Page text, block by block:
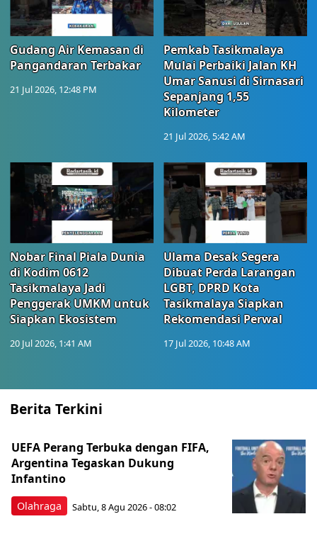
Gudang Air Kemasan di
Pangandaran Terbakar
21 Jul 2026, 12:48 PM
Pemkab Tasikmalaya
Mulai Perbaiki Jalan KH
Umar Sanusi di Sirnasari
Sepanjang 1,55
Kilometer
21 Jul 2026, 5:42 AM
Nobar Final Piala Dunia
di Kodim 0612
Tasikmalaya Jadi
Penggerak UMKM untuk
Siapkan Ekosistem
20 Jul 2026, 1:41 AM
Ulama Desak Segera
Dibuat Perda Larangan
LGBT, DPRD Kota
Tasikmalaya Siapkan
Rekomendasi Perwal
17 Jul 2026, 10:48 AM
Berita Terkini
Olahraga
UEFA Perang Terbuka dengan FIFA,
Argentina Tegaskan Dukung
Infantino
Sabtu, 8 Agu 2026 - 08:02